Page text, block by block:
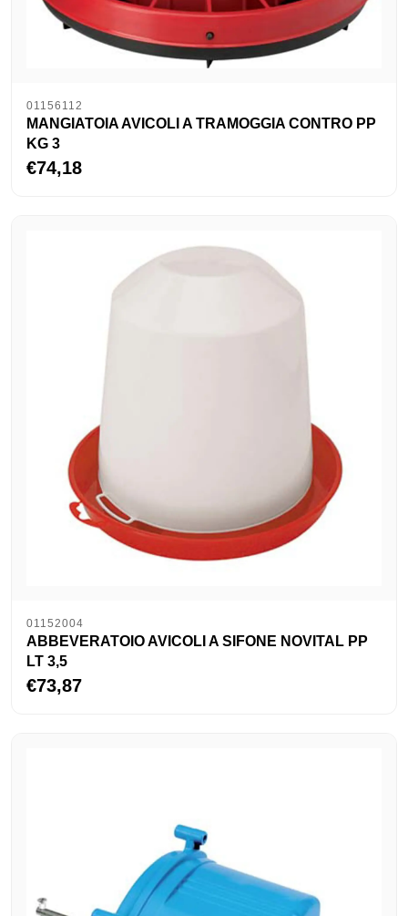
01156112
MANGIATOIA AVICOLI A TRAMOGGIA CONTRO PP
KG 3
€74,18
01152004
ABBEVERATOIO AVICOLI A SIFONE NOVITAL PP
LT 3,5
€73,87